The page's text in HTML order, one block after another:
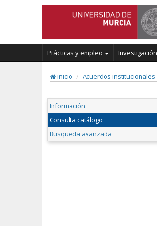
Prácticas y empleo Investigación
Inicio Acuerdos institucionales
Información
Consulta catálogo
Búsqueda avanzada